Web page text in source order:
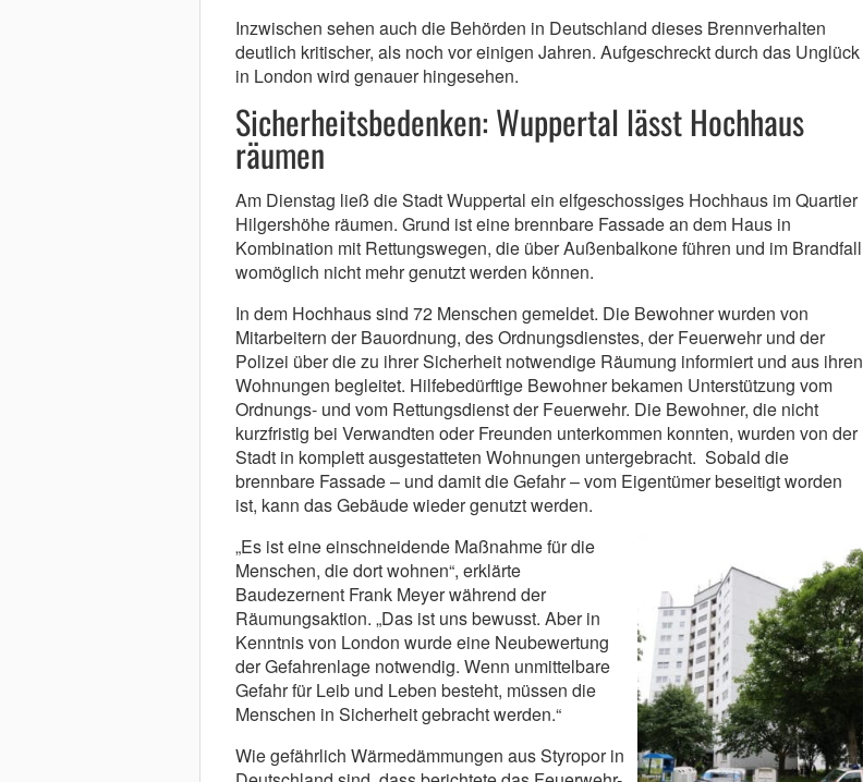
Inzwischen sehen auch die Behörden in Deutschland dieses Brennverhalten
deutlich kritischer, als noch vor einigen Jahren. Aufgeschreckt durch das Unglück
in London wird genauer hingesehen.
Sicherheitsbedenken: Wuppertal lässt Hochhaus
räumen
Am Dienstag ließ die Stadt Wuppertal ein elfgeschossiges Hochhaus im Quartier
Hilgershöhe räumen. Grund ist eine brennbare Fassade an dem Haus in
Kombination mit Rettungswegen, die über Außenbalkone führen und im Brandfall
womöglich nicht mehr genutzt werden können.
In dem Hochhaus sind 72 Menschen gemeldet. Die Bewohner wurden von
Mitarbeitern der Bauordnung, des Ordnungsdienstes, der Feuerwehr und der
Polizei über die zu ihrer Sicherheit notwendige Räumung informiert und aus ihren
Wohnungen begleitet. Hilfebedürftige Bewohner bekamen Unterstützung vom
Ordnungs- und vom Rettungsdienst der Feuerwehr. Die Bewohner, die nicht
kurzfristig bei Verwandten oder Freunden unterkommen konnten, wurden von der
Stadt in komplett ausgestatteten Wohnungen untergebracht. Sobald die
brennbare Fassade – und damit die Gefahr – vom Eigentümer beseitigt worden
ist, kann das Gebäude wieder genutzt werden.
„Es ist eine einschneidende Maßnahme für die
Menschen, die dort wohnen“, erklärte
Baudezernent Frank Meyer während der
Räumungsaktion. „Das ist uns bewusst. Aber in
Kenntnis von London wurde eine Neubewertung
der Gefahrenlage notwendig. Wenn unmittelbare
Gefahr für Leib und Leben besteht, müssen die
Menschen in Sicherheit gebracht werden.“
Wie gefährlich Wärmedämmungen aus Styropor in